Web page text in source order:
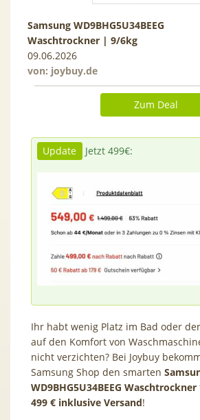
Samsung WD9BHG5U34BEEG
Waschtrockner | 9/6kg
09.06.2026
von: joybuy.de
Zum Deal
Update Jetzt 499€:
Ihr habt wenig Platz im Bad oder
auf den Komfort von
nicht verzichten? Bei Joybuy
Samsung Shop den smarten
WD9BHG5U34BEEG Waschtrockner
499 € inklusive Versand!